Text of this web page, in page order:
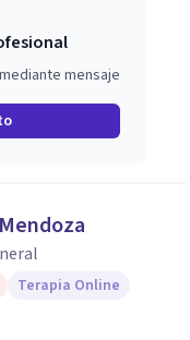
mensaje
Terapia Online